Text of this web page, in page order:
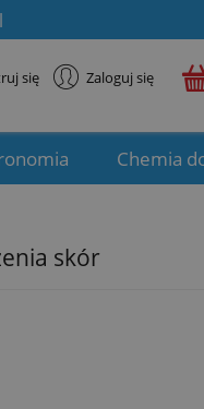
się Zaloguj się
Chemia
skór